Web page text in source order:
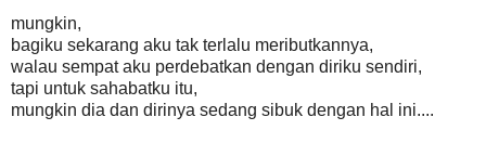
mungkin,
bagiku sekarang aku tak terlalu meributkannya,
walau sempat aku perdebatkan dengan diriku sendiri,
tapi untuk sahabatku itu,
mungkin dia dan dirinya sedang sibuk dengan hal ini....